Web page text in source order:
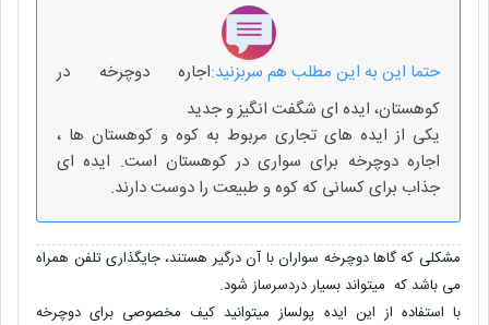
حتما این به این مطلب هم سربزنید:اجاره دوچرخه در
کوهستان، ایده ای شگفت انگیز و جدید
یکی از ایده های تجاری مربوط به کوه و کوهستان ها ،
اجاره دوچرخه برای سواری در کوهستان است. ایده ای
جذاب برای کسانی که کوه و طبیعت را دوست دارند.
مشکلی که گاها دوچرخه سواران با آن درگیر هستند، جایگذاری تلفن همراه
می باشد که میتواند بسیار دردسرساز شود.
با استفاده از این ایده پولساز میتوانید کیف مخصوصی برای دوچرخه